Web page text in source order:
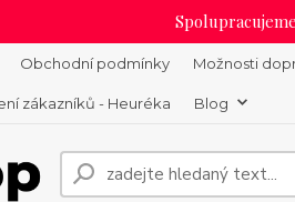
Obchodní podmínky Možnosti
zákazníků - Heuréka Blog